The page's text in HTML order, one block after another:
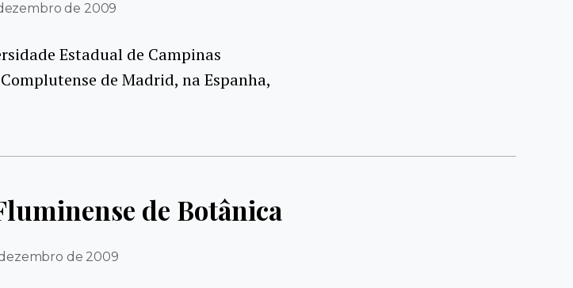
de 2009
Estadual de Campinas
de Madrid, na Espanha,
de Botânica
de 2009